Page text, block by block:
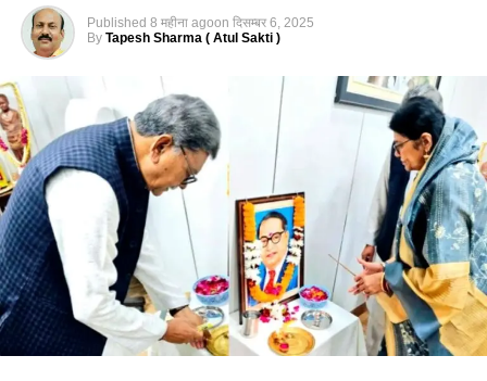
Published 8 महीना agoon दिसम्बर 6, 2025
By Tapesh Sharma ( Atul Sakti )